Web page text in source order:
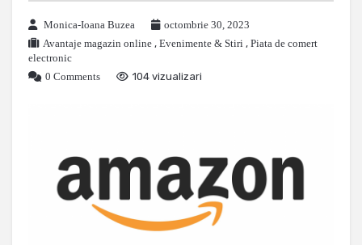
Monica-Ioana Buzea
octombrie 30, 2023
Avantaje magazin online , Evenimente & Stiri , Piata de comert
electronic
0 Comments
104 vizualizari